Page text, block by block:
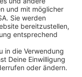
innerhalb